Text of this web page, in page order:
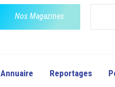
Nos Magazines
Annuaire Reportages